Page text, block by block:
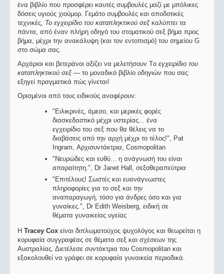
ένα βιβλίο που προσφέρει καυτές συμβουλές μαζί με μπόλικες
δόσεις υγιούς χιούμορ. Γεμάτο συμβουλές και αποδοτικές
τεχνικές, Το εγχειρίδιο του καταπληκτικού σεξ καλύπτει τα
πάντα, από έναν πλήρη οδηγό του στοματικού σεξ βήμα προς
βήμα, μέχρι την ανακάλυψη (και τον εντοπισμό) του σημείου G
στο σώμα σας.
Αρχάριοι και βετεράνοι αξίζει να μελετήσουν Το εγχειρίδιο του
καταπληκτικού σεξ— το μοναδικό βιβλίο οδηγιών που σας
εξηγεί πραγματικά πώς γίνεται!
Ορισμένοι από τους ειδικούς αναφέρουν:
"Ειλικρινές, άμεσο, και μερικές φορές
διασκεδαστικό μέχρι υστερίας... ένα
εγχειρίδιο του σεξ που θα θέλεις να το
διαβάσεις από την αρχή μέχρι το τέλος!", Pat
Ingram, Αρχισυντάκτρια, Cosmοpolitan
"Νευρώδες και ευθύ... η ανάγνωσή του είναι
απαραίτητη.", Dr Janet Hall, σεξοθεραπεύτρια
"Επιτέλους! Σωστές και ευανάγνωστες
πληροφορίες για το σεξ και την
αναπαραγωγή, τόσο για άνδρες όσο και για
γυναίκες.", Dr Edith Weisberg, ειδική σε
θέματα γυναικείας υγείας
Η Tracey Cox είναι διπλωματούχος ψυχολόγος και θεωρείται η
κορυφαία συγγραφέας σε θέματα σεξ και σχέσεων της
Αυστραλίας. Διετέλεσε συντάκτρια του Cosmopolitan και
εξακολουθεί να γράφει σε κορυφαία γυναικεία περιοδικά.